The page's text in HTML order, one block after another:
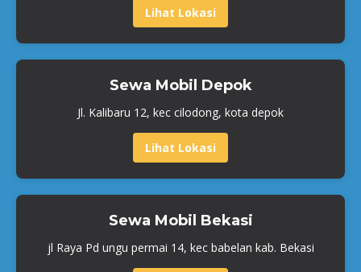
Lihat Lokasi
Sewa Mobil Depok
Jl. Kalibaru 12, kec cilodong, kota depok
Lihat Lokasi
Sewa Mobil Bekasi
jl Raya Pd ungu permai 14, kec babelan kab. Bekasi